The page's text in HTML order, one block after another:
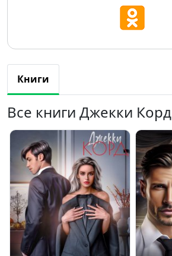
Книги
Все книги Джекки Корд